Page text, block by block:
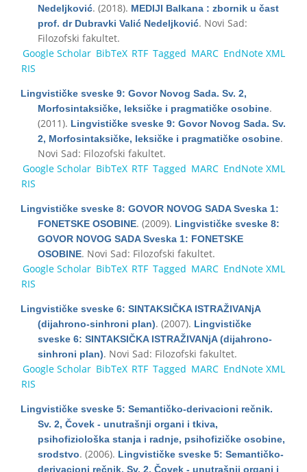
Nedeljković. (2018). MEDIJI Balkana : zbornik u čast
prof. dr Dubravki Valić Nedeljković. Novi Sad:
Filozofski fakultet.
Google Scholar BibTeX RTF Tagged MARC EndNote XML
RIS
Lingvističke sveske 9: Govor Novog Sada. Sv. 2,
Morfosintaksičke, leksičke i pragmatičke osobine.
(2011). Lingvističke sveske 9: Govor Novog Sada. Sv.
2, Morfosintaksičke, leksičke i pragmatičke osobine.
Novi Sad: Filozofski fakultet.
Google Scholar BibTeX RTF Tagged MARC EndNote XML
RIS
Lingvističke sveske 8: GOVOR NOVOG SADA Sveska 1:
FONETSKE OSOBINE. (2009). Lingvističke sveske 8:
GOVOR NOVOG SADA Sveska 1: FONETSKE
OSOBINE. Novi Sad: Filozofski fakultet.
Google Scholar BibTeX RTF Tagged MARC EndNote XML
RIS
Lingvističke sveske 6: SINTAKSIČKA ISTRAŽIVANjA
(dijahrono-sinhroni plan). (2007). Lingvističke
sveske 6: SINTAKSIČKA ISTRAŽIVANjA (dijahrono-
sinhroni plan). Novi Sad: Filozofski fakultet.
Google Scholar BibTeX RTF Tagged MARC EndNote XML
RIS
Lingvističke sveske 5: Semantičko-derivacioni rečnik.
Sv. 2, Čovek - unutrašnji organi i tkiva,
psihofiziološka stanja i radnje, psihofizičke osobine,
srodstvo. (2006). Lingvističke sveske 5: Semantičko-
derivacioni rečnik. Sv. 2, Čovek - unutrašnji organi i